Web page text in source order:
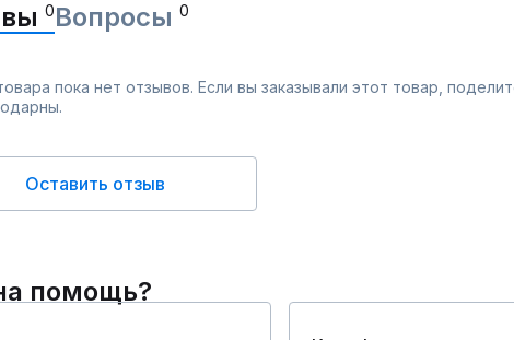
0Вопросы 0
пока нет отзывов. Если вы заказывали этот товар,
Оставить отзыв
помощь?